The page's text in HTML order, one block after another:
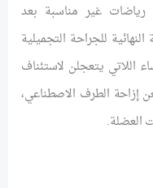
غير مناسبة بعد
للجراحة التجميلية
يتعجلن لاستئناف
إزاحة الطرف الاصطناعي،